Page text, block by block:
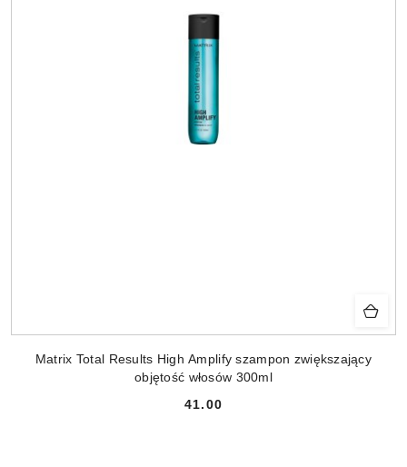
Matrix Total Results High Amplify szampon zwiększający
objętość włosów 300ml
Cena:
41.00